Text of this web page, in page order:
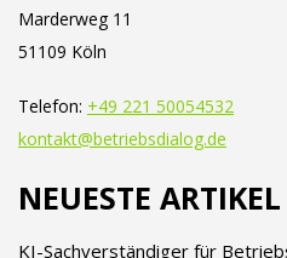
Marderweg 11
51109 Köln
Telefon: +49 221 50054532
kontakt@betriebsdialog.de
NEUESTE ARTIKEL
KI-Sachverständiger für